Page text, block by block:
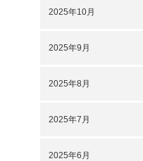
2025年10月
2025年9月
2025年8月
2025年7月
2025年6月